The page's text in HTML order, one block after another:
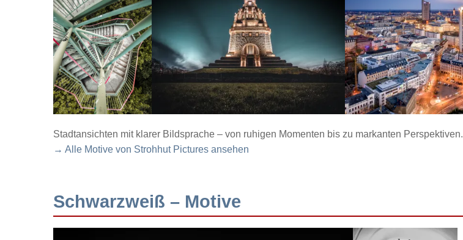
Stadtansichten mit klarer Bildsprache – von ruhigen Momenten bis zu markanten Perspektiven.
→ Alle Motive von Strohhut Pictures ansehen
Schwarzweiß – Motive